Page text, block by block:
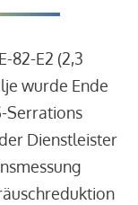
82-E2 (2,3
wurde Ende
Serrations
Dienstleister